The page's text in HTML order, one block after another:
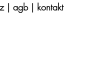
| agb| kontakt